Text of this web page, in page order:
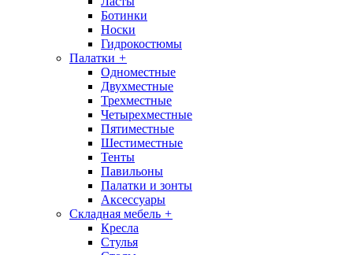
Ботинки
Носки
Гидрокостюмы
Палатки +
Одноместные
Двухместные
Трехместные
Четырехместные
Пятиместные
Шестиместные
Тенты
Павильоны
Палатки и зонты
Аксессуары
Складная мебель +
Кресла
Стулья